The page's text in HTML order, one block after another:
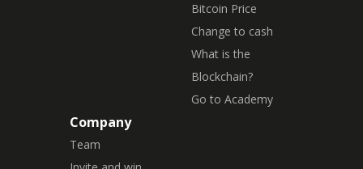
Bitcoin Price
Change to cash
What is the
Blockchain?
Go to Academy
Company
Team